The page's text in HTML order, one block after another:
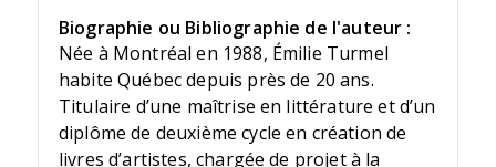
Biographie ou Bibliographie de l'auteur :
Née à Montréal en 1988, Émilie Turmel
habite Québec depuis près de 20 ans.
Titulaire d’une maîtrise en littérature et d’un
diplôme de deuxième cycle en création de
livres d’artistes, chargée de projet à la